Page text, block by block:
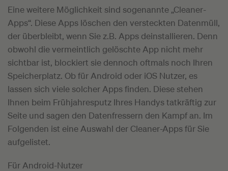
Eine weitere Möglichkeit sind sogenannte „Cleaner-
Apps“. Diese Apps löschen den versteckten Datenmüll,
der überbleibt, wenn Sie z.B. Apps deinstallieren. Denn
obwohl die vermeintlich gelöschte App nicht mehr
sichtbar ist, blockiert sie dennoch oftmals noch Ihren
Speicherplatz. Ob für Android oder iOS Nutzer, es
lassen sich viele solcher Apps finden. Diese stehen
Ihnen beim Frühjahresputz Ihres Handys tatkräftig zur
Seite und sagen den Datenfressern den Kampf an. Im
Folgenden ist eine Auswahl der Cleaner-Apps für Sie
aufgelistet.
Für Android-Nutzer